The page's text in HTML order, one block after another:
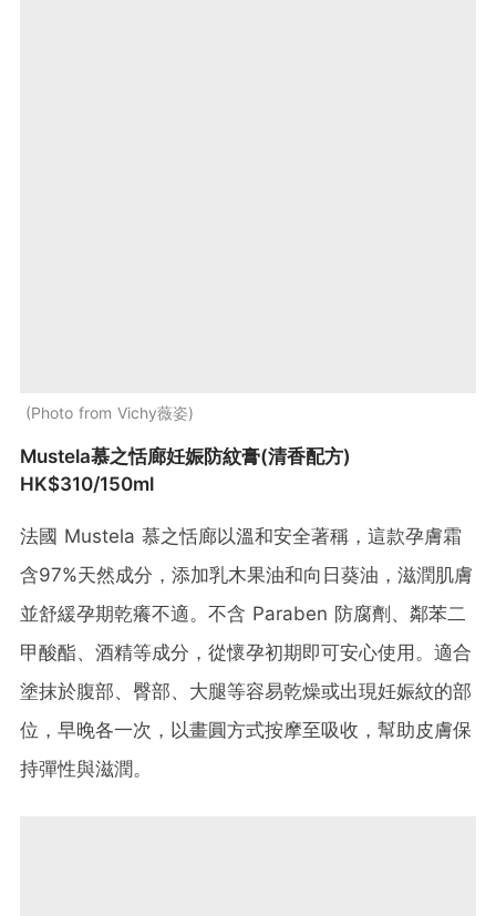
Photo from Vichy薇姿
Mustela慕之恬廊妊娠防紋膏(清香配方)
HK$310/150ml
法國 Mustela 慕之恬廊以溫和安全著稱，這款孕膚霜
含97%天然成分，添加乳木果油和向日葵油，滋潤肌膚
並舒緩孕期乾癢不適​。不含 Paraben 防腐劑、鄰苯二
甲酸酯、酒精等成分，從懷孕初期即可安心使用。適合
塗抹於腹部、臀部、大腿等容易乾燥或出現妊娠紋的部
位，早晚各一次，以畫圓方式按摩至吸收，幫助皮膚保
持彈性與滋潤。